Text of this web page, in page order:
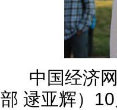
中国经济网
部 逯亚辉）